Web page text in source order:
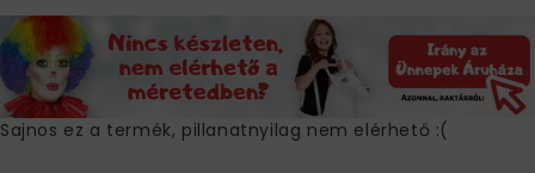
Sajnos ez a termék, pillanatnyilag nem elérhető :(